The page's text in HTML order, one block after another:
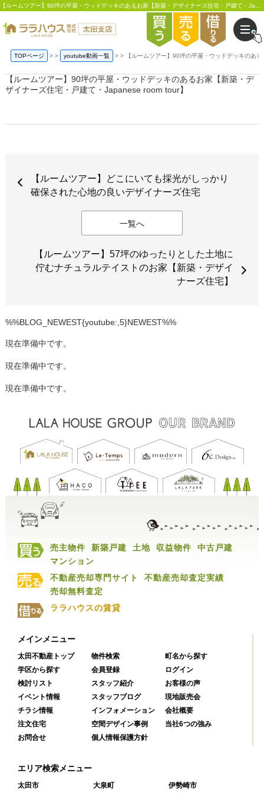
TOPページ > youtube動画一覧 > 【ルームツアー】90坪の平屋・ウッドデッキのあ
【ルームツアー】90坪の平屋・ウッドデッキのあるお家【新築・デ
ザイナーズ住宅・戸建て・Japanese room tour】
【ルームツアー】どこにいても採光がしっかり
確保された心地の良いデザイナーズ住宅
一覧へ
【ルームツアー】57坪のゆったりとした土地に
佇むナチュラルテイストのお家【新築・デザイ
ナーズ住宅】
%%BLOG_NEWEST{youtube:,5}NEWEST%%
現在準備中です。
現在準備中です。
現在準備中です。
売主物件 新築戸建 土地 収益物件
中古戸建
マンション
不動産売却専門サイト
不動産売却査定実績
売却無料査定
ララハウスの賃貸
メインメニュー
太田不動産トップ 物件検索
町名から探す
学区から探す
会員登録
ログイン
検討リスト
スタッフ紹介
お客様の声
イベント情報
スタッフブログ
現地販売会
チラシ情報
インフォメーション
会社概要
注文住宅
空間デザイン事例
当社6つの強み
お問合せ
個人情報保護方針
エリア検索メニュー
太田市 大泉町 伊勢崎市